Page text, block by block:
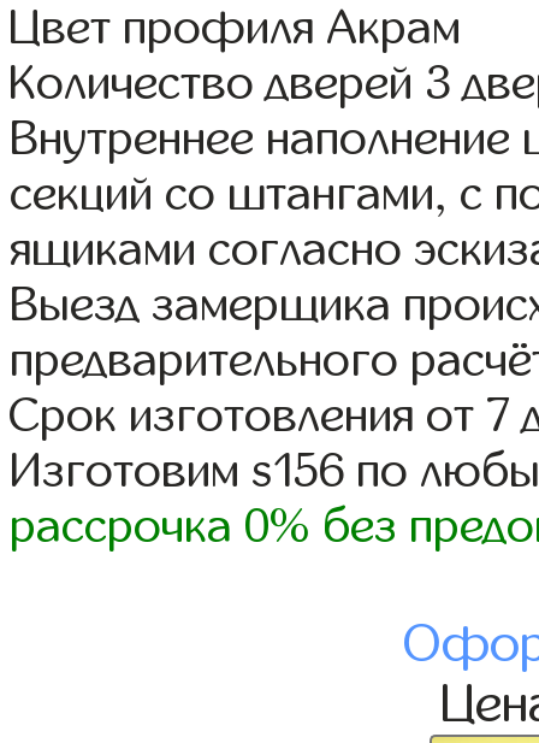
Цвет профиля Акрам
Количество дверей 3
Внутреннее
секций со штангами, с
ящиками согласно
Выезд замерщика
предварительного
Срок изготовления от 7
Изготовим s156 по
рассрочка 0% без